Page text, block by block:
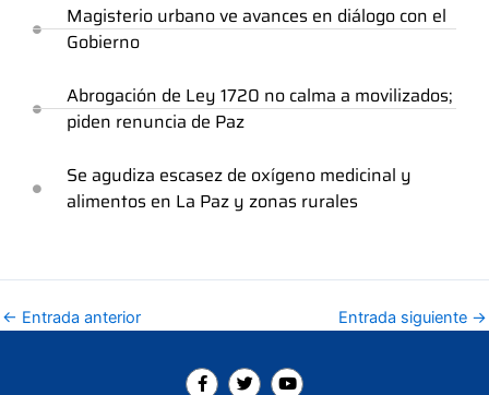
Magisterio urbano ve avances en diálogo con el
Gobierno
Abrogación de Ley 1720 no calma a movilizados;
piden renuncia de Paz
Se agudiza escasez de oxígeno medicinal y
alimentos en La Paz y zonas rurales
← Entrada anterior Entrada siguiente →
F T Y